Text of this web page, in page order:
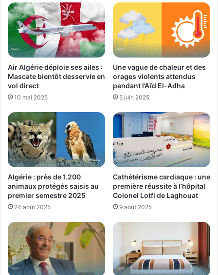
Air Algérie déploie ses ailes :
Mascate bientôt desservie en
vol direct
10 mai 2025
Une vague de chaleur et des
orages violents attendus
pendant l’Aïd El-Adha
5 juin 2025
Algérie : près de 1.200
animaux protégés saisis au
premier semestre 2025
24 août 2025
Cathétérisme cardiaque : une
première réussite à l’hôpital
Colonel Lotfi de Laghouat
9 août 2025